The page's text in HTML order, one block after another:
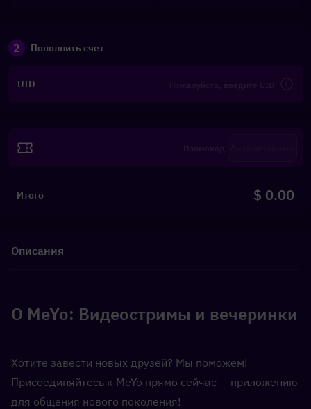
2 Пополнить счет
UID
Итого $ 0.00
Описания
О MeYo: Видеостримы и вечеринки
Хотите завести новых друзей? Мы поможем!
Присоединяйтесь к MeYo прямо сейчас — приложению
для общения нового поколения!